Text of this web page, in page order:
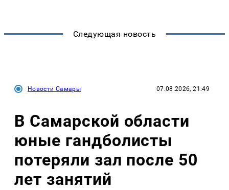
Следующая новость
Новости Самары 07.08.2026, 21:49
В Самарской области
юные гандболисты
потеряли зал после 50
лет занятий